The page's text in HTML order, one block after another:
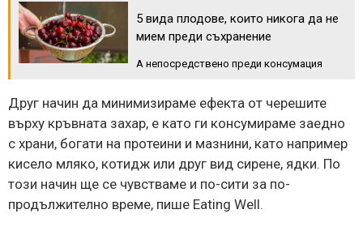
5 вида плодове, които никога да не
мием преди съхранение
А непосредствено преди консумация
Друг начин да минимизираме ефекта от черешите
върху кръвната захар, е като ги консумираме заедно
с храни, богати на протеини и мазнини, като например
кисело мляко, котидж или друг вид сирене, ядки. По
този начин ще се чувстваме и по-сити за по-
продължително време, пише Eating Well.